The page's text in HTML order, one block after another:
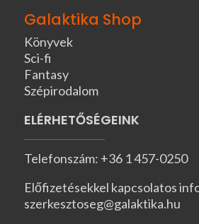
Galaktika Shop
Könyvek
Sci-fi
Fantasy
Szépirodalom
ELÉRHETŐSÉGEINK
Telefonszám: +36 1 457-0250
Előfizetésekkel kapcsolatos
szerkesztoseg@galaktika.hu